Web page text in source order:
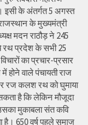
इसी के अंतर्गत 5 अगस्त
के मुख्यमंत्री
मदन राठौड़ ने 245
रथ प्रदेश के सभी 25
का प्रचार-प्रसार
वाले पंचायती राज
रज कलश रथ को घुमाया
है कि लेकिन मौजूदा
मुकाबला संत कवि
है। 650 वर्ष पहले समाज